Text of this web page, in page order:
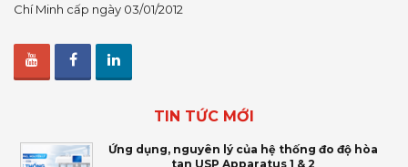
Chí Minh cấp ngày 03/01/2012
TIN TỨC MỚI
Ứng dụng, nguyên lý của hệ thống đo độ hòa
tan USP Apparatus 1 & 2